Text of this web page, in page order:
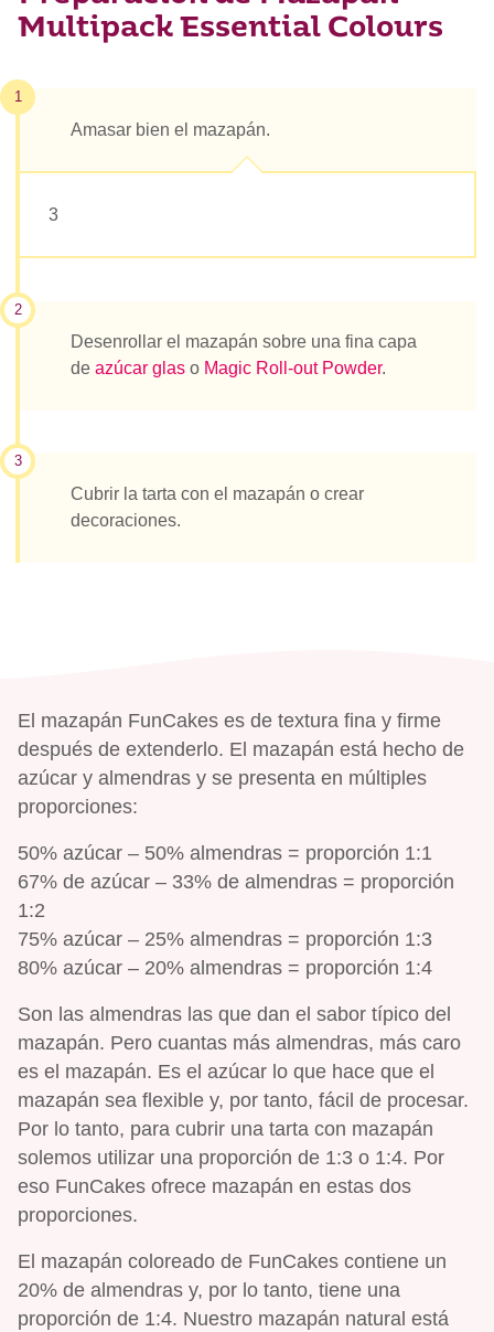
Multipack Essential Colours
1
Amasar bien el mazapán.
3
2
Desenrollar el mazapán sobre una fina capa
de azúcar glas o Magic Roll-out Powder.
3
Cubrir la tarta con el mazapán o crear
decoraciones.
El mazapán FunCakes es de textura fina y firme
después de extenderlo. El mazapán está hecho de
azúcar y almendras y se presenta en múltiples
proporciones:
50% azúcar – 50% almendras = proporción 1:1
67% de azúcar – 33% de almendras = proporción
1:2
75% azúcar – 25% almendras = proporción 1:3
80% azúcar – 20% almendras = proporción 1:4
Son las almendras las que dan el sabor típico del
mazapán. Pero cuantas más almendras, más caro
es el mazapán. Es el azúcar lo que hace que el
mazapán sea flexible y, por tanto, fácil de procesar.
Por lo tanto, para cubrir una tarta con mazapán
solemos utilizar una proporción de 1:3 o 1:4. Por
eso FunCakes ofrece mazapán en estas dos
proporciones.
El mazapán coloreado de FunCakes contiene un
20% de almendras y, por lo tanto, tiene una
proporción de 1:4. Nuestro mazapán natural está